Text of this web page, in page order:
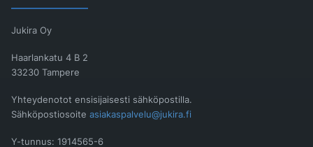
Jukira Oy
Haarlankatu 4 B 2
33230 Tampere
Yhteydenotot ensisijaisesti sähköpostilla.
Sähköpostiosoite asiakaspalvelu@jukira.fi
Y-tunnus: 1914565-6